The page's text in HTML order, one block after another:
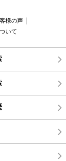
様の声
いて